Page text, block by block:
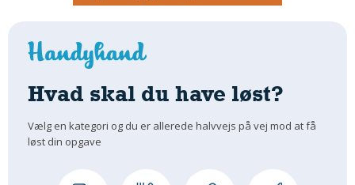
Om Materialer
Tips Og Tricks
Andet
Båd
Hvad skal du have løst?
Vælg en kategori og du er allerede halvvejs på vej mod at få
løst din opgave